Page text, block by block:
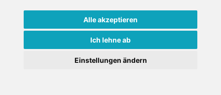
Alle akzeptieren
Ich lehne ab
Einstellungen ändern